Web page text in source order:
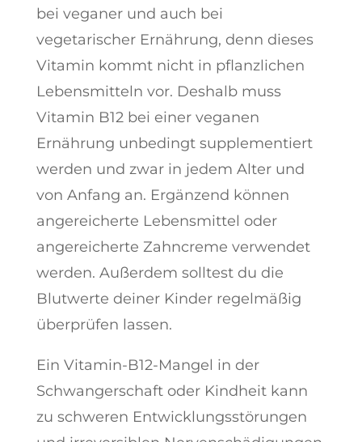
bei veganer und auch bei
vegetarischer Ernährung, denn dieses
Vitamin kommt nicht in pflanzlichen
Lebensmitteln vor. Deshalb muss
Vitamin B12 bei einer veganen
Ernährung unbedingt supplementiert
werden und zwar in jedem Alter und
von Anfang an. Ergänzend können
angereicherte Lebensmittel oder
angereicherte Zahncreme verwendet
werden. Außerdem solltest du die
Blutwerte deiner Kinder regelmäßig
überprüfen lassen.
Ein Vitamin-B12-Mangel in der
Schwangerschaft oder Kindheit kann
zu schweren Entwicklungsstörungen